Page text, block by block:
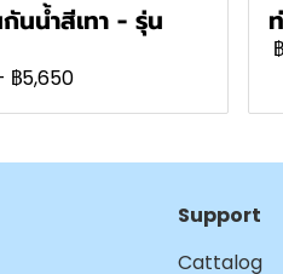
นน้ำสีเทา - รุ่น
฿5,650
Support
Cattalog